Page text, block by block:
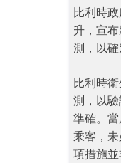
比利時
升，宣
測，以確
比利時
測，以
準確。
乘客，
項措施